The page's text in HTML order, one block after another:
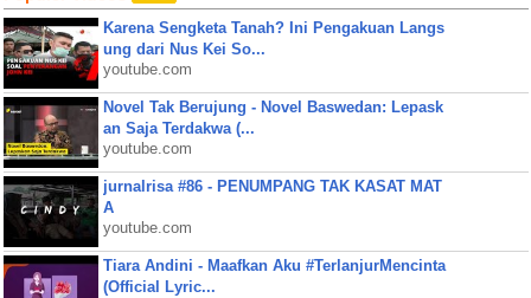
Karena Sengketa Tanah? Ini Pengakuan Langs
ung dari Nus Kei So...
youtube.com
Novel Tak Berujung - Novel Baswedan: Lepask
an Saja Terdakwa (...
youtube.com
jurnalrisa #86 - PENUMPANG TAK KASAT MAT
A
youtube.com
Tiara Andini - Maafkan Aku #TerlanjurMencinta
(Official Lyric...